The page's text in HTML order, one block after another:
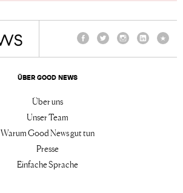
ÜBER GOOD NEWS
Über uns
Unser Team
Warum Good News gut tun
Presse
Einfache Sprache